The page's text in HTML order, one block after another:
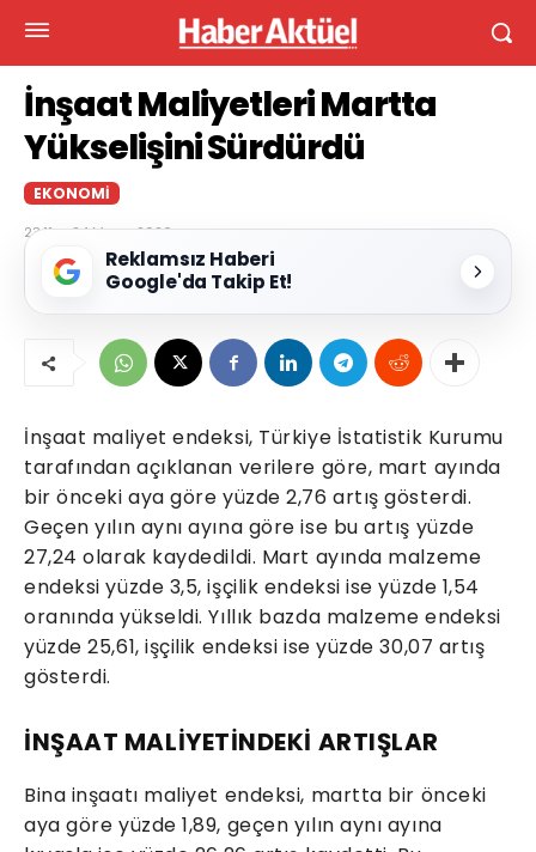
İnşaat Maliyetleri Martta
Yükselişini Sürdürdü
EKONOMI
23:11 — 24 Mayıs 2026
Reklamsız Haberi
Google'da Takip Et!
İnşaat maliyet endeksi, Türkiye İstatistik Kurumu
tarafından açıklanan verilere göre, mart ayında
bir önceki aya göre yüzde 2,76 artış gösterdi.
Geçen yılın aynı ayına göre ise bu artış yüzde
27,24 olarak kaydedildi. Mart ayında malzeme
endeksi yüzde 3,5, işçilik endeksi ise yüzde 1,54
oranında yükseldi. Yıllık bazda malzeme endeksi
yüzde 25,61, işçilik endeksi ise yüzde 30,07 artış
gösterdi.
İNŞAAT MALİYETİNDEKİ ARTIŞLAR
Bina inşaatı maliyet endeksi, martta bir önceki
aya göre yüzde 1,89, geçen yılın aynı ayına